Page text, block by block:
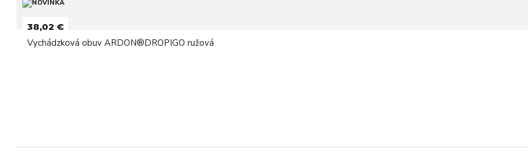
38,02 €
Vychádzková obuv ARDON®DROPIGO ružová